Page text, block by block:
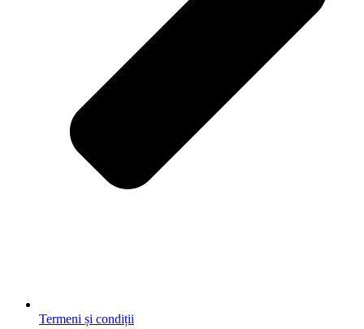
Termeni și condiții